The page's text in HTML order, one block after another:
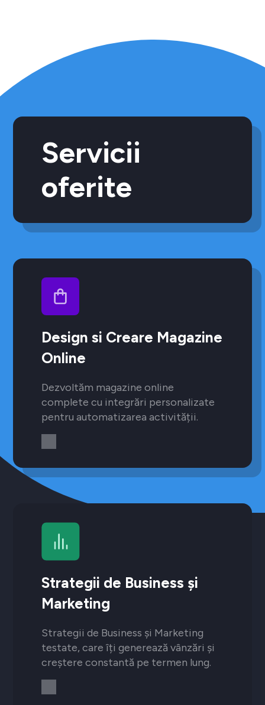
Servicii
oferite
Design si Creare Magazine
Online
Dezvoltăm magazine online
complete cu integrări personalizate
pentru automatizarea activității.
Strategii de Business și
Marketing
Strategii de Business și Marketing
testate, care îți generează vânzări și
creștere constantă pe termen lung.